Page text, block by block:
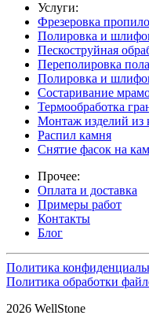
Услуги:
Фрезеровка
Полировка и
Пескоструйная
Переполировка пола
Полировка и
Состаривание
Термообработка
Монтаж изделий из
Распил камня
Снятие фасок на
Прочее:
Оплата и доставка
Примеры работ
Контакты
Блог
Политика
Политика обработки
2026 WellStone